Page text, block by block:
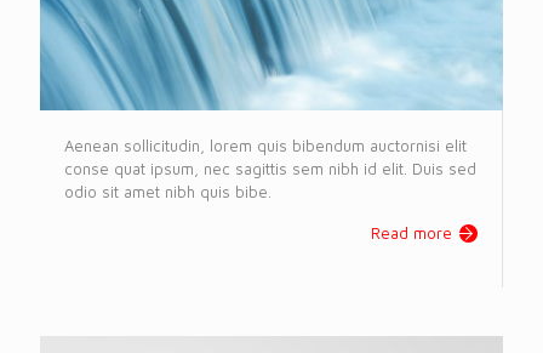
Aenean sollicitudin, lorem quis bibendum auctornisi elit
conse quat ipsum, nec sagittis sem nibh id elit. Duis sed
odio sit amet nibh quis bibe.
Read more